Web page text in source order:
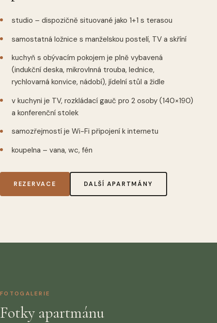
studio – dispozičně situované jako 1+1 s terasou
samostatná ložnice s manželskou postelí, TV a skříní
kuchyň s obývacím pokojem je plně vybavená
(indukční deska, mikrovlnná trouba, lednice,
rychlovarná konvice, nádobí), jídelní stůl a židle
v kuchyni je TV, rozkládací gauč pro 2 osoby (140×190)
a konferenční stolek
samozřejmostí je Wi-Fi připojení k internetu
koupelna – vana, wc, fén
REZERVACE DALŠÍ APARTMÁNY
FOTOGALERIE
Fotky apartmánu